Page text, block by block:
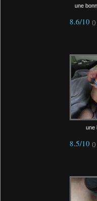
une
8.6/10 ()
une
8.5/10 ()